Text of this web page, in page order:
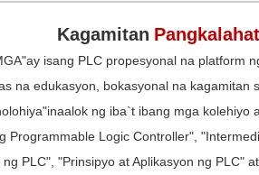
Kagamitan
isang PLC propesyonal na platform
na edukasyon, bokasyonal na kagamitan
ng iba`t ibang mga
Programmable Logic Controller",
PLC", "Prinsipyo at Aplikasyon ng PLC"